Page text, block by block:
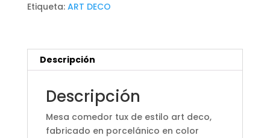
Etiqueta: ART DECO
Descripción
Descripción
Mesa comedor tux de estilo art deco,
fabricado en porcelánico en color